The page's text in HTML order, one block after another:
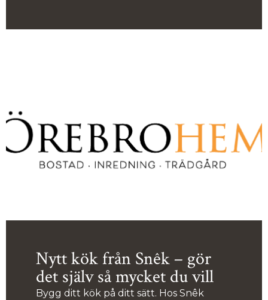
Nytt kök från Snêk – gör
det själv så mycket du vill
Bygg ditt kök på ditt sätt. Hos Snêk